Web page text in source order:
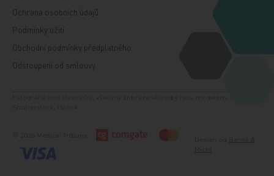
Ochrana osobních údajů
Podmínky užití
Obchodní podmínky předplatného
Odstoupení od smlouvy